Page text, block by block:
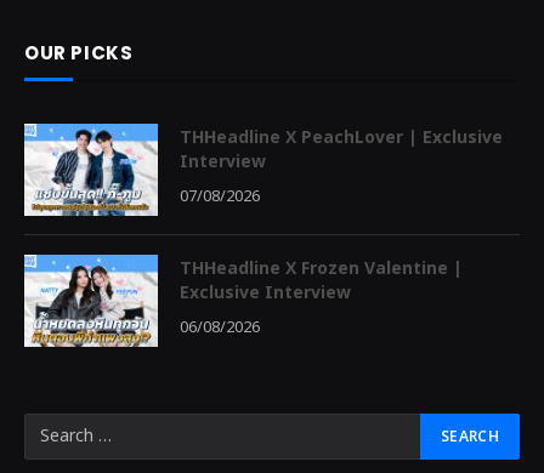
OUR PICKS
THHeadline X PeachLover | Exclusive
Interview
07/08/2026
THHeadline X Frozen Valentine |
Exclusive Interview
06/08/2026